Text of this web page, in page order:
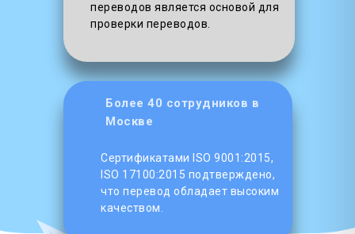
переводов является основой для
проверки переводов.
Более 40 сотрудников в
Москве
Сертификатами ISO 9001:2015,
ISO 17100:2015 подтверждено,
что перевод обладает высоким
качеством.